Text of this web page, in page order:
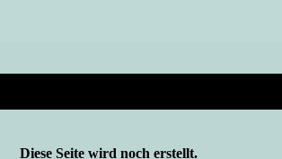
Diese Seite wird noch erstellt.